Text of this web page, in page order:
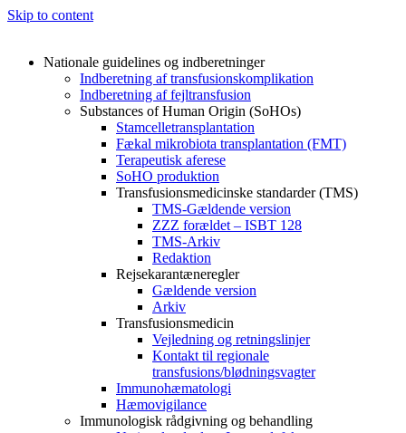
Skip to content
Nationale guidelines og indberetninger
Indberetning af transfusionskomplikation
Indberetning af fejltransfusion
Substances of Human Origin (SoHOs)
Stamcelletransplantation
Fækal mikrobiota transplantation (FMT)
Terapeutisk aferese
SoHO produktion
Transfusionsmedicinske standarder (TMS)
TMS-Gældende version
ZZZ forældet – ISBT 128
TMS-Arkiv
Redaktion
Rejsekarantæneregler
Gældende version
Arkiv
Transfusionsmedicin
Vejledning og retningslinjer
Kontakt til regionale
transfusions/blødningsvagter
Immunohæmatologi
Hæmovigilance
Immunologisk rådgivning og behandling